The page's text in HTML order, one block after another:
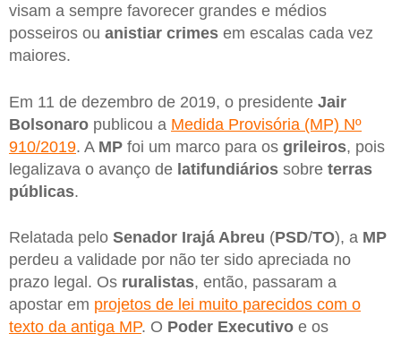
visam a sempre favorecer grandes e médios
posseiros ou anistiar crimes em escalas cada vez
maiores.
Em 11 de dezembro de 2019, o presidente Jair
Bolsonaro publicou a Medida Provisória (MP) Nº
910/2019. A MP foi um marco para os grileiros, pois
legalizava o avanço de latifundiários sobre terras
públicas.
Relatada pelo Senador Irajá Abreu (PSD/TO), a MP
perdeu a validade por não ter sido apreciada no
prazo legal. Os ruralistas, então, passaram a
apostar em projetos de lei muito parecidos com o
texto da antiga MP. O Poder Executivo e os